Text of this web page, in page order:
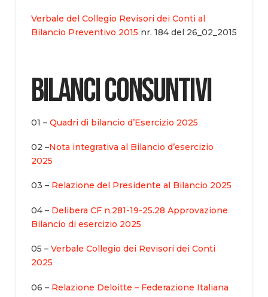
Verbale del Collegio Revisori dei Conti al
Bilancio Preventivo 2015 nr. 184 del 26_02_2015
Bilanci Consuntivi
01 – Quadri di bilancio d’Esercizio 2025
02 –Nota integrativa al Bilancio d’esercizio
2025
03 – Relazione del Presidente al Bilancio 2025
04 – Delibera CF n.281-19-25.28 Approvazione
Bilancio di esercizio 2025
05 – Verbale Collegio dei Revisori dei Conti
2025
06 – Relazione Deloitte – Federazione Italiana